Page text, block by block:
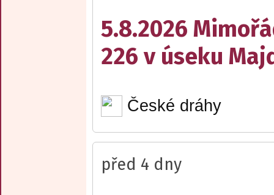
5.8.2026
226 v úseku
České dráhy
před 4 dny